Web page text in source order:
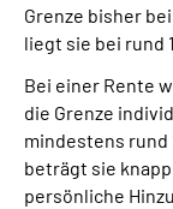
Grenze bisher
liegt sie bei rund
Bei einer Rente
die Grenze
mindestens rund
beträgt sie
persönliche